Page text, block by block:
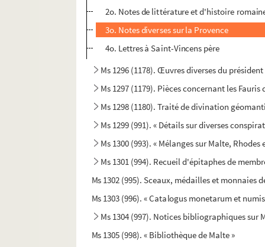
2o. Notes de littérature et d'histoire
3o. Notes diverses sur la Provence
4o. Lettres à Saint-Vincens père
Ms 1296 (1178). Œuvres diverses du
Ms 1297 (1179). Pièces concernant les
Ms 1298 (1180). Traité de divination
Ms 1299 (991). « Détails sur diverses
Ms 1300 (993). « Mélanges sur Malte,
Ms 1301 (994). Recueil d'épitaphes de
Ms 1302 (995). Sceaux, médailles et monnaies
Ms 1303 (996). « Catalogus monetarum et
Ms 1304 (997). Notices bibliographiques sur
Ms 1305 (998). « Bibliothèque de Malte »